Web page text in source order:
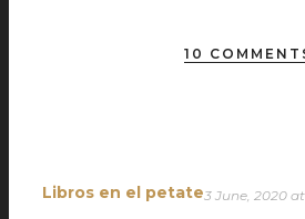
10
Libros en el petate3 June, 2020 at